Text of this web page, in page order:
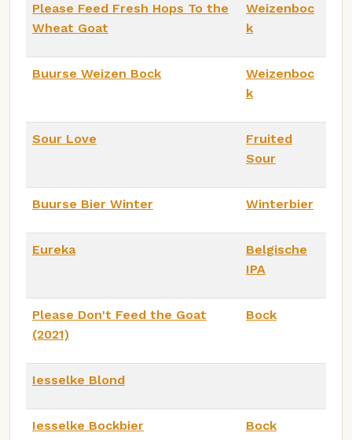
Please Feed Fresh Hops To the
Wheat Goat
Weizenboc
k
Buurse Weizen Bock
Weizenboc
k
Sour Love
Fruited
Sour
Buurse Bier Winter Winterbier
Eureka
Belgische
IPA
Please Don't Feed the Goat
(2021)
Bock
Iesselke Blond
Iesselke Bockbier Bock